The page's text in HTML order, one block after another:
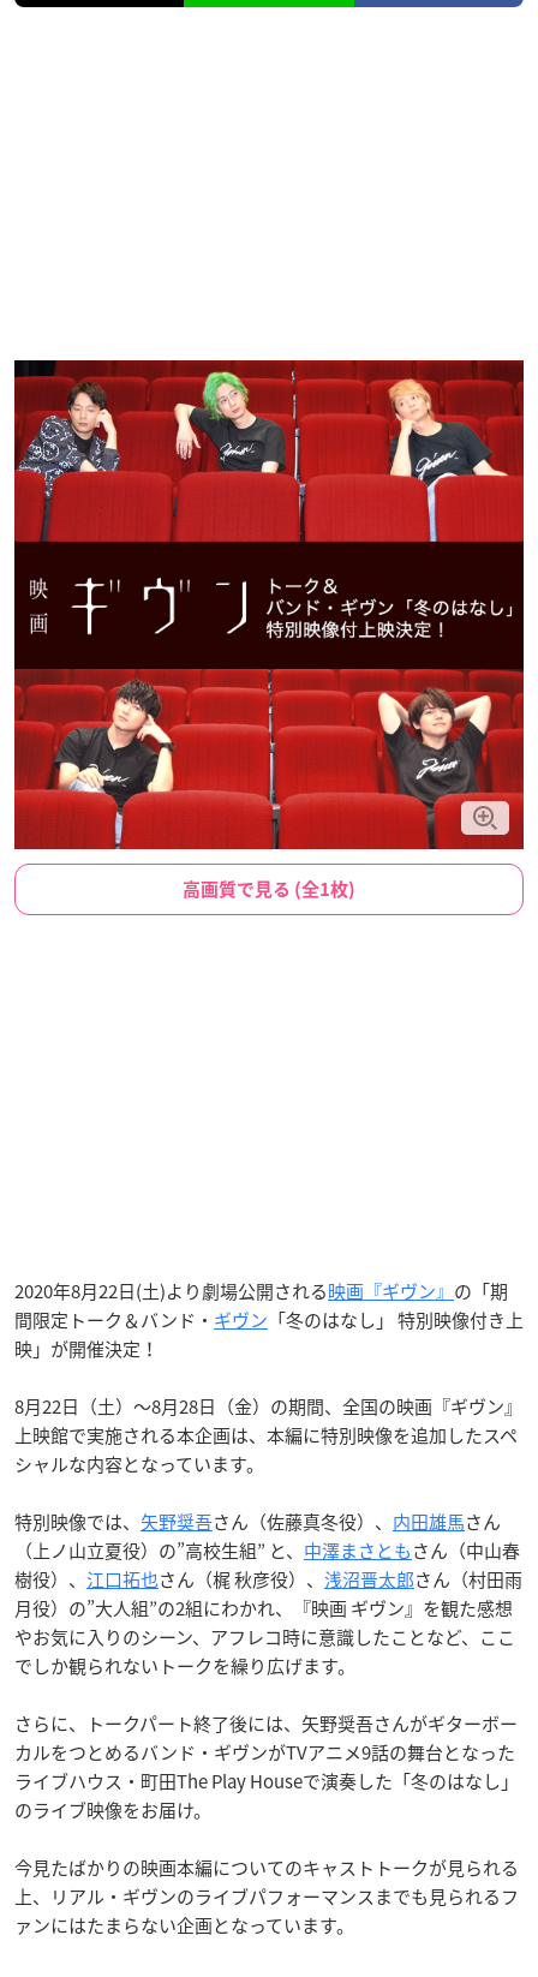
高画質で見る (全1枚)
2020年8月22日(土)より劇場公開される映画『ギヴン』 の「期
間限定トーク＆バンド・ ギヴン 「冬のはなし」 特別映像付き上
映」が開催決定！
8月22日（土）〜8月28日（金）の期間、全国の映画『ギヴン』
上映館で実施される本企画は、本編に特別映像を追加したスペ
シャルな内容となっています。
特別映像では、 矢野奨吾さん（佐藤真冬役）、 内田雄馬さん
（上ノ山立夏役）の”高校生組” と、 中澤まさともさん（中山春
樹役）、 江口拓也さん（梶 秋彦役）、 浅沼晋太郎さん（村田雨
月役）の”大人組”の2組にわかれ、『映画 ギヴン』を観た感想
やお気に入りのシーン、アフレコ時に意識したことなど、ここ
でしか観られないトークを繰り広げます。
さらに、トークパート終了後には、矢野奨吾さんがギターボー
カルをつとめるバンド・ギヴンがTVアニメ9話の舞台となった
ライブハウス・町田The Play Houseで演奏した「冬のはなし」
のライブ映像をお届け。
今見たばかりの映画本編についてのキャストトークが見られる
上、リアル・ギヴンのライブパフォーマンスまでも見られるフ
ァンにはたまらない企画となっています。